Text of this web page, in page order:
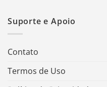
Suporte e Apoio
Contato
Termos de Uso